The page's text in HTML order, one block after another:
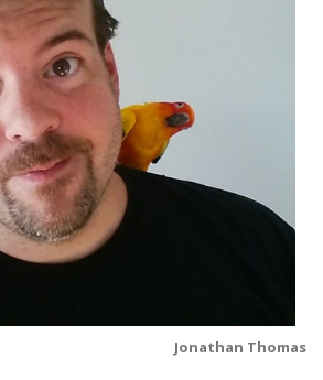
Jonathan Thomas